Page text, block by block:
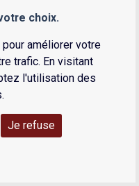
choix.
améliorer votre
trafic. En visitant
l'utilisation des
Je refuse